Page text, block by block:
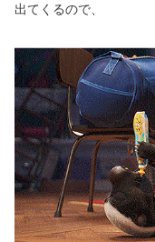
出てくるので、